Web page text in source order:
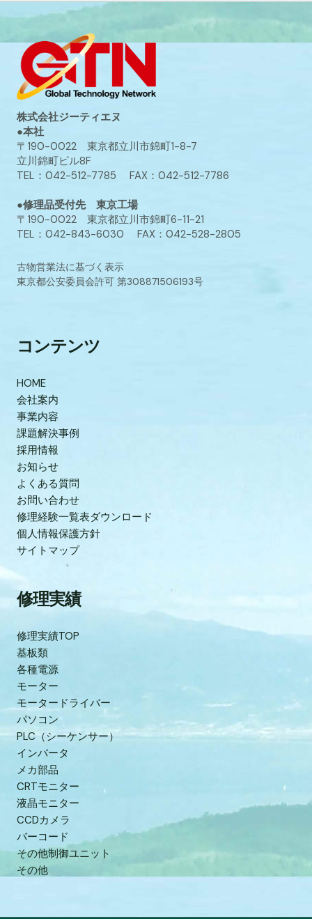
株式会社ジーティエヌ
●本社
〒190-0022 東京都立川市錦町1-8-7
立川錦町ビル8F
TEL：042-512-7785 FAX：042-512-7786
●修理品受付先 東京工場
〒190-0022 東京都立川市錦町6-11-21
TEL：042-843-6030 FAX：042-528-2805
古物営業法に基づく表示
東京都公安委員会許可 第308871506193号
コンテンツ
HOME
会社案内
事業内容
課題解決事例
採用情報
お知らせ
よくある質問
お問い合わせ
修理経験一覧表ダウンロード
個人情報保護方針
サイトマップ
修理実績
修理実績TOP
基板類
各種電源
モーター
モータードライバー
パソコン
PLC（シーケンサー）
インバータ
メカ部品
CRTモニター
液晶モニター
CCDカメラ
バーコード
その他制御ユニット
その他